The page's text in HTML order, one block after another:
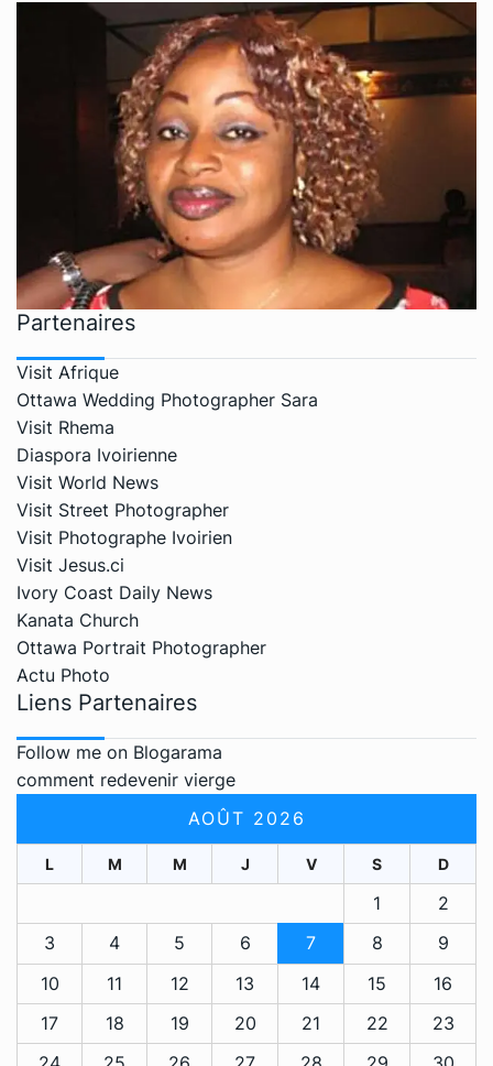
Partenaires
Visit Afrique
Ottawa Wedding Photographer Sara
Visit Rhema
Diaspora Ivoirienne
Visit World News
Visit Street Photographer
Visit Photographe Ivoirien
Visit Jesus.ci
Ivory Coast Daily News
Kanata Church
Ottawa Portrait Photographer
Actu Photo
Liens Partenaires
Follow me on Blogarama
comment redevenir vierge
AOÛT 2026
L M M J V S D
1
2
3
4 5 6 7 8
9
10
11 12 13 14 15
16
17
18 19 20 21 22
23